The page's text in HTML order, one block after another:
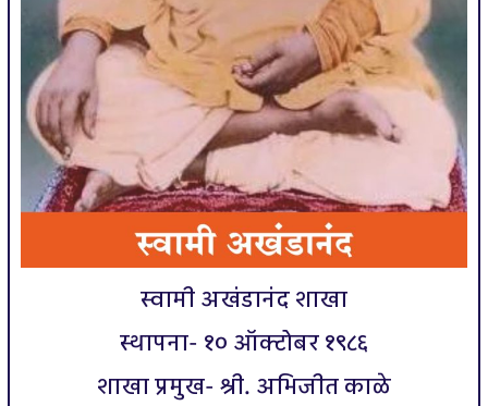
स्वामी अखंडानंद शाखा
स्थापना- १० ऑक्टोबर १९८६
शाखा प्रमुख- श्री. अभिजीत काळे